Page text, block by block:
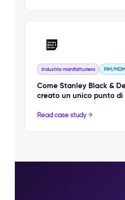
Industria manifatturiera PIM/MDM
Come Stanley Black &
creato un unico punto
Read case study